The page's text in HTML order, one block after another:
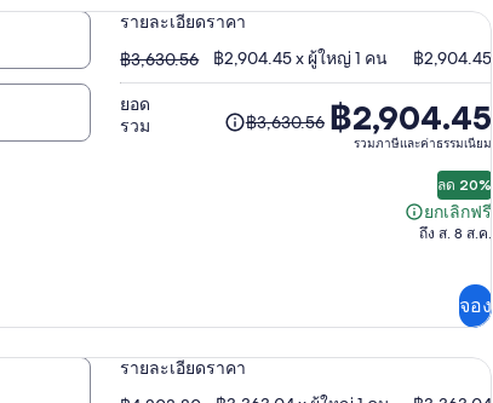
คือ
รายละเอียดราคา
฿3,630.56
฿3,630.56 ฿2,904.45 x ผู้ใหญ่ 1 คน ฿2,904.45
ยอด
รวม
ราคา฿3,630.56 ฿2,904.45
รวมภาษีและค่าธรรมเนียม
ลด 20%
ยกเลิกฟรี
ยกเลิก
ถึง ส. 8 ส.ค.
จอง
รายละเอียดราคา